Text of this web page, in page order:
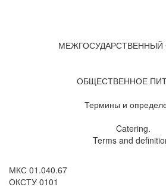
МЕЖГОСУДАРСТВЕННЫЙ
ОБЩЕСТВЕННОЕ
Термины и
Catering.
Terms and
МКС 01.040.67
ОКСТУ 0101